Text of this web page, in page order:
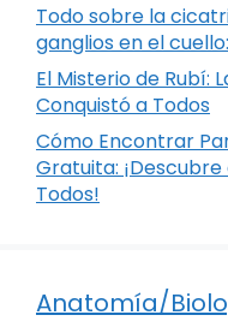
Todo sobre la
ganglios en el
El Misterio de Rubí:
Conquistó a Todos
Cómo Encontrar
Gratuita:
Todos!
Anatomía/